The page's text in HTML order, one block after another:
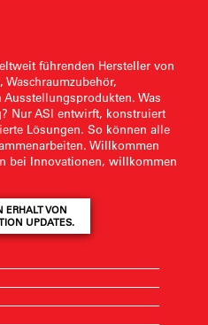
führenden Hersteller von
Was
Nur ASI entwirft, konstruiert
Lösungen. So können alle
Willkommen
bei Innovationen, willkommen
ERHALT VON
UPDATES.